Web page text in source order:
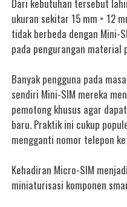
Dari kebutuhan tersebut
ukuran sekitar 15 mm × 12
tidak berbeda dengan Mini-
pada pengurangan
Banyak pengguna pada
sendiri Mini-SIM mereka
pemotong khusus agar
baru. Praktik ini cukup
mengganti nomor telepon
Kehadiran Micro-SIM
miniaturisasi komponen